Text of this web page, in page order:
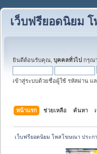
เว็บฟรียอดนิยม
ยินดีต้อนรับคุณ, บุคคลทั่วไป กรุณ
เข้าสู่ระบบด้วยชื่อผู้ใช้ รหัสผ่าน แ
หน้าแรก ช่วยเหลือ ค้นหา
เว็บฟรียอดนิยม โพสโฆษณา ประก